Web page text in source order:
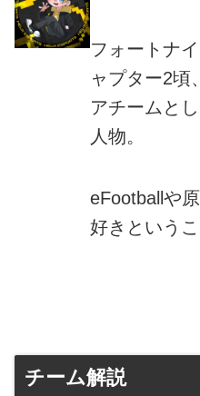
フォートナ
ャプター2頃
アチームと
人物。
eFootballや
好きという
チーム解説